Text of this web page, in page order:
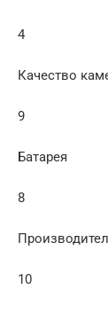
4
Качество
9
Батарея
8
10